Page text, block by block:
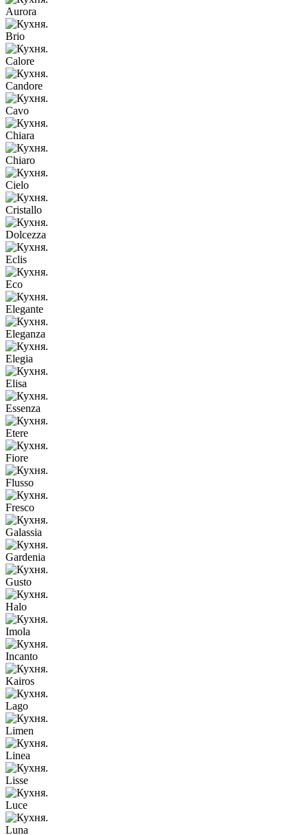
Aurora
Brio
Calore
Candore
Cavo
Chiara
Chiaro
Cielo
Cristallo
Dolcezza
Eclis
Eco
Elegante
Eleganza
Elegia
Elisa
Essenza
Etere
Fiore
Flusso
Fresco
Galassia
Gardenia
Gusto
Halo
Imola
Incanto
Kairos
Lago
Limen
Linea
Lisse
Luce
Luna